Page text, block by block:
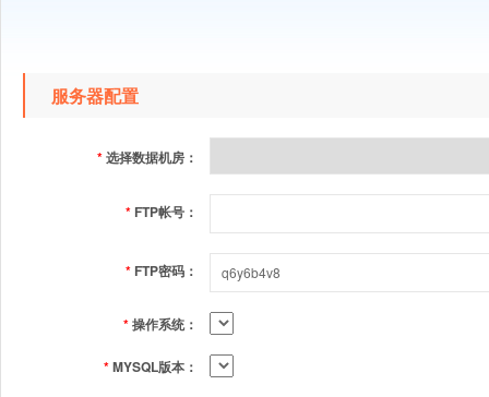
服务器配置
*选择数据机房：
* FTP帐号：
* FTP密码：
*操作系统：
*MYSQL版本：